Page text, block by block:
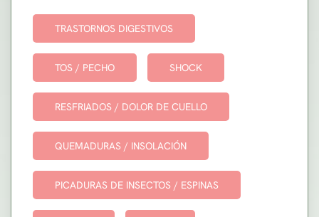
TRASTORNOS DIGESTIVOS
TOS / PECHO SHOCK
RESFRIADOS / DOLOR DE CUELLO
QUEMADURAS / INSOLACIÓN
PICADURAS DE INSECTOS / ESPINAS